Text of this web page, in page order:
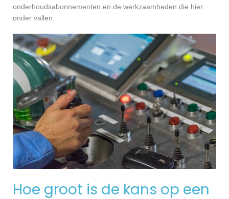
onderhoudsabonnementen en de werkzaamheden die hier
onder vallen.
Hoe groot is de kans op een